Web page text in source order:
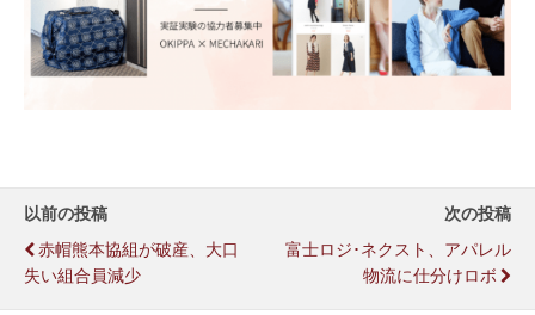
以前の投稿
赤帽熊本協組が破産、大口
失い組合員減少
次の投稿
富士ロジ･ネクスト、アパレル
物流に仕分けロボ